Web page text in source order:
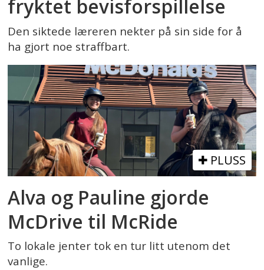
fryktet bevisforspillelse
Den siktede læreren nekter på sin side for å
ha gjort noe straffbart.
PLUSS
Alva og Pauline gjorde
McDrive til McRide
To lokale jenter tok en tur litt utenom det
vanlige.